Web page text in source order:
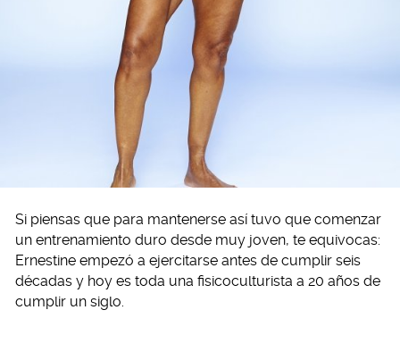
Si piensas que para mantenerse así tuvo que comenzar
un entrenamiento duro desde muy joven, te equivocas:
Ernestine empezó a ejercitarse antes de cumplir seis
décadas y hoy es toda una fisicoculturista a 20 años de
cumplir un siglo.